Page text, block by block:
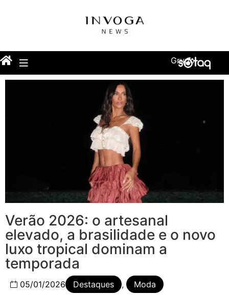
Grupo
Verão 2026: o artesanal
elevado, a brasilidade e o novo
luxo tropical dominam a
temporada
05/01/2026 Destaques ,
Moda